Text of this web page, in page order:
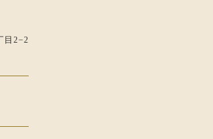
目2−2